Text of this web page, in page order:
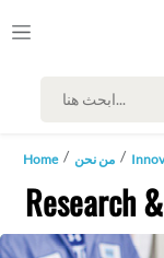
Home من نحن
Research